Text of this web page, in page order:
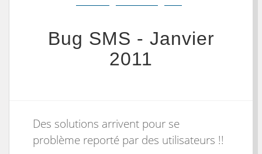
Bug SMS - Janvier
2011
Des solutions arrivent pour se
problème reporté par des utilisateurs !!